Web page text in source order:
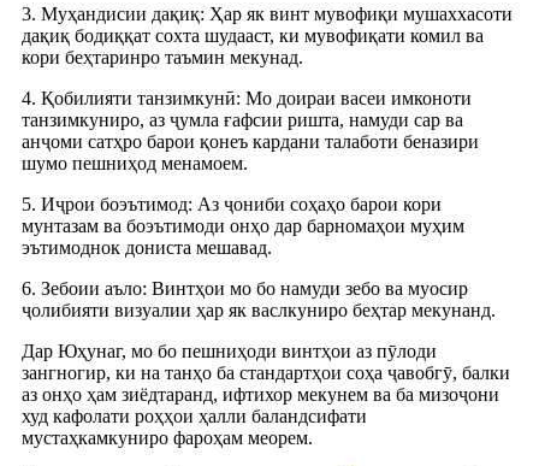
3. Муҳандисии дақиқ: Ҳар як винт мувофиқи мушаххасоти
дақиқ бодиққат сохта шудааст, ки мувофиқати комил ва
кори беҳтаринро таъмин мекунад.
4. Қобилияти танзимкунӣ: Мо доираи васеи имконоти
танзимкуниро, аз ҷумла ғафсии ришта, намуди сар ва
анҷоми сатҳро барои қонеъ кардани талаботи беназири
шумо пешниҳод менамоем.
5. Иҷрои боэътимод: Аз ҷониби соҳаҳо барои кори
мунтазам ва боэътимоди онҳо дар барномаҳои муҳим
эътимоднок дониста мешавад.
6. Зебоии аъло: Винтҳои мо бо намуди зебо ва муосир
ҷолибияти визуалии ҳар як васлкуниро беҳтар мекунанд.
Дар Юҳунаг, мо бо пешниҳоди винтҳои аз пӯлоди
зангногир, ки на танҳо ба стандартҳои соҳа ҷавобгӯ, балки
аз онҳо ҳам зиёдтаранд, ифтихор мекунем ва ба мизоҷони
худ кафолати роҳҳои ҳалли баландсифати
мустаҳкамкуниро фароҳам меорем.